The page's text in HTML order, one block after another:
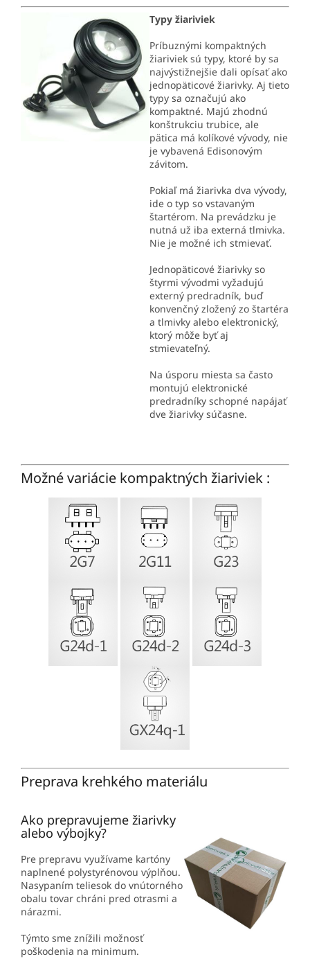
Typy žiariviek
Príbuznými kompaktných
žiariviek sú typy, ktoré by sa
najvýstižnejšie dali opísať ako
jednopäticové žiarivky. Aj tieto
typy sa označujú ako
kompaktné. Majú zhodnú
konštrukciu trubice, ale
pätica má kolíkové vývody, nie
je vybavená Edisonovým
závitom.
Pokiaľ má žiarivka dva vývody,
ide o typ so vstavaným
štartérom. Na prevádzku je
nutná už iba externá tlmivka.
Nie je možné ich stmievať.
Jednopäticové žiarivky so
štyrmi vývodmi vyžadujú
externý predradník, buď
konvenčný zložený zo štartéra
a tlmivky alebo elektronický,
ktorý môže byť aj
stmievateľný.
Na úsporu miesta sa často
montujú elektronické
predradníky schopné napájať
dve žiarivky súčasne.
Možné variácie kompaktných žiariviek :
Preprava krehkého materiálu
Ako prepravujeme žiarivky
alebo výbojky?
Pre prepravu využívame kartóny
naplnené polystyrénovou výplňou.
Nasypaním teliesok do vnútorného
obalu tovar chráni pred otrasmi a
nárazmi.
Týmto sme znížili možnosť
poškodenia na minimum.